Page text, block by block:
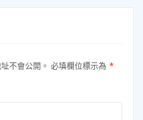
不會公開。 必填欄位標示為 *